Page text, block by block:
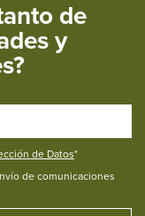
de
y
de Datos*
de comunicaciones